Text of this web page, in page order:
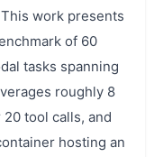
work presents
of 60
tasks spanning
roughly 8
tool calls, and
hosting an